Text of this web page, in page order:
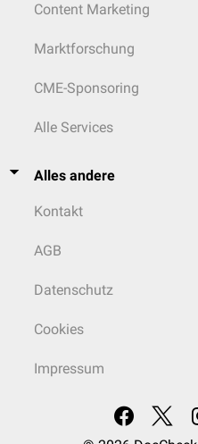
Content Marketing
Marktforschung
CME-Sponsoring
Alle Services
Alles andere
Kontakt
AGB
Datenschutz
Cookies
Impressum